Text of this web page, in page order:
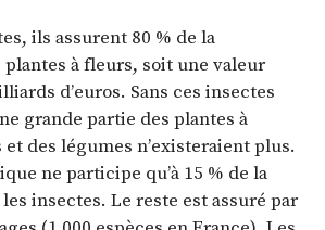
ils assurent 80 % de la
à fleurs, soit une valeur
d’euros. Sans ces insectes
grande partie des plantes à
des légumes n’existeraient plus.
ne participe qu’à 15 % de la
insectes. Le reste est assuré par